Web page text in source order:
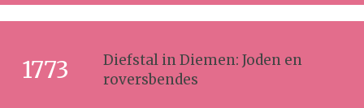
1773
Diefstal in Diemen: Joden en
roversbendes